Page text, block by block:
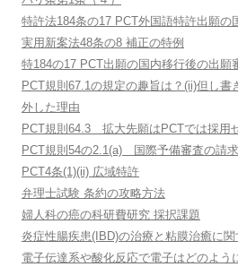
特許法184条の17 PCT外国語特許出願の
実用新案法48条の8 補正の特例
特184の17 PCT出願の国内移行後の出願
PCT規則67.1の規定の趣旨は？(ii)但し書
外した理由
PCT規則64.3 拡大先願はPCTでは採用
PCT規則54の2.1(a) 国際予備審査の請
PCT4条(1)(ii) 広域特許
弁理士試験 条約の攻略方法
婦人科の癌の科研費研究 採択課題
炎症性腸疾患(IBD)の治療と粘膜治癒に
電子伝達系や酸化反応で電子はどのよう